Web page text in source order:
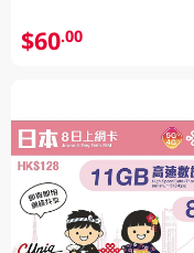
$60.00